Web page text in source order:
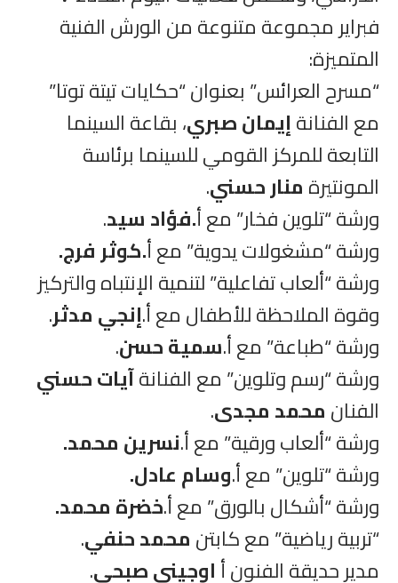
فبراير مجموعة متنوعة من الورش الفنية
المتميزة:
“مسرح العرائس” بعنوان “حكايات تيتة توتا”
مع الفنانةإيمان صبري، بقاعة السينما
التابعة للمركز القومي للسينما برئاسة
المونتيرةمنار حسني.
ورشة “تلوين فخار” مع أ.فؤاد سيد.
ورشة “مشغولات يدوية” مع أ.كوثر فرج.
ورشة “ألعاب تفاعلية” لتنمية الإنتباه والتركيز
وقوة الملاحظة للأطفال مع أ.إنجي مدثر.
ورشة “طباعة” مع أ.سمية حسن.
ورشة “رسم وتلوين” مع الفنانةآيات حسني
الفنانمحمد مجدى.
ورشة “ألعاب ورقية” مع أ.نسرين محمد.
ورشة “تلوين” مع أ.وسام عادل.
ورشة “أشكال بالورق” مع أ.خضرة محمد.
“تربية رياضية” مع كابتنمحمد حنفي.
مدير حديقة الفنون أاوجينى صبحى.